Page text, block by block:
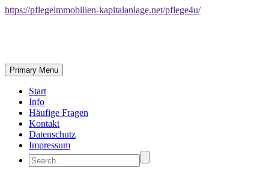
https://pflegeimmobilien-kapitalanlage.net/pflege4u/
Primary Menu
Start
Info
Häufige Fragen
Kontakt
Datenschutz
Impressum